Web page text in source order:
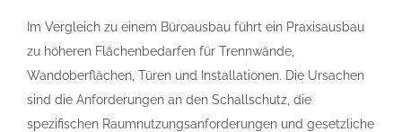
Im Vergleich zu einem Büroausbau führt ein Praxisausbau
zu höheren Flächenbedarfen für Trennwände,
Wandoberflächen, Türen und Installationen. Die Ursachen
sind die Anforderungen an den Schallschutz, die
spezifischen Raumnutzungsanforderungen und gesetzliche